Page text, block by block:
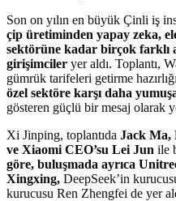
Son on yılın en büyük Çinli iş
çip üretiminden yapay zeka,
sektörüne kadar birçok farklı
girişimciler yer aldı. Toplantı,
gümrük tarifeleri getirme
özel sektöre karşı daha
gösteren güçlü bir mesaj olarak
Xi Jinping, toplantıda Jack Ma,
ve Xiaomi CEO’su Lei Jun ile
göre, buluşmada ayrıca
Xingxing, DeepSeek’in
kurucusu Ren Zhengfei de yer